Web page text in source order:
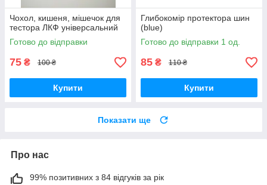
Чохол, кишеня, мішечок для
тестора ЛКФ універсальний
Готово до відправки
75 ₴ 100 ₴
Купити
Глибокомір протектора шин
(blue)
Готово до відправки 1 од.
85 ₴ 110 ₴
Купити
Показати ще
Про нас
99% позитивних з 84 відгуків за рік